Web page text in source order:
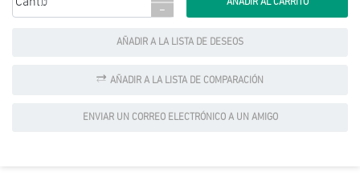
-
AÑADIR A LA LISTA DE DESEOS
AÑADIR A LA LISTA DE COMPARACIÓN
ENVIAR UN CORREO ELECTRÓNICO A UN AMIGO